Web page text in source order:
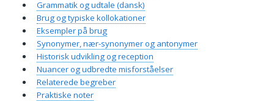
Grammatik og udtale (dansk)
Brug og typiske kollokationer
Eksempler på brug
Synonymer, nær-synonymer og antonymer
Historisk udvikling og reception
Nuancer og udbredte misforståelser
Relaterede begreber
Praktiske noter